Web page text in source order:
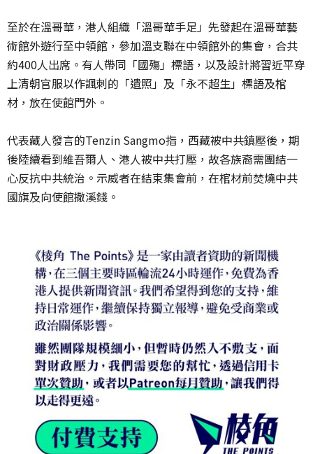
至於在溫哥華，港人組織「溫哥華手足」先發起在溫哥華藝
術館外遊行至中領館，參加溫支聯在中領館外的集會，合共
約400人出席。有人帶同「國殤」標語，以及設計將習近平穿
上清朝官服以作諷刺的「遺照」及「永不超生」標語及棺
材，放在使館門外。
代表藏人發言的Tenzin Sangmo指，西藏被中共鎮壓後，期
後陸續看到維吾爾人、港人被中共打壓，故各族裔需團結一
心反抗中共統治。示威者在結束集會前，在棺材前焚燒中共
國旗及向使館撒溪錢。